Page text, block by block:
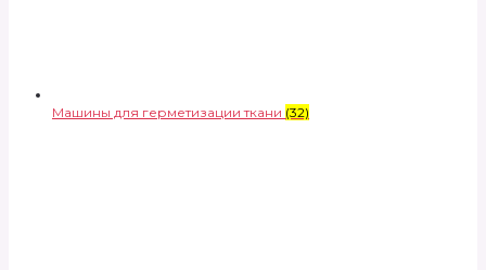
Машины для герметизации ткани (32)